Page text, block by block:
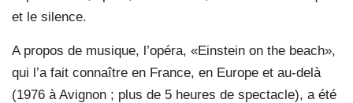
et le silence.
A propos de musique, l’opéra, «Einstein on the beach»,
qui l’a fait connaître en France, en Europe et au-delà
(1976 à Avignon ; plus de 5 heures de spectacle), a été